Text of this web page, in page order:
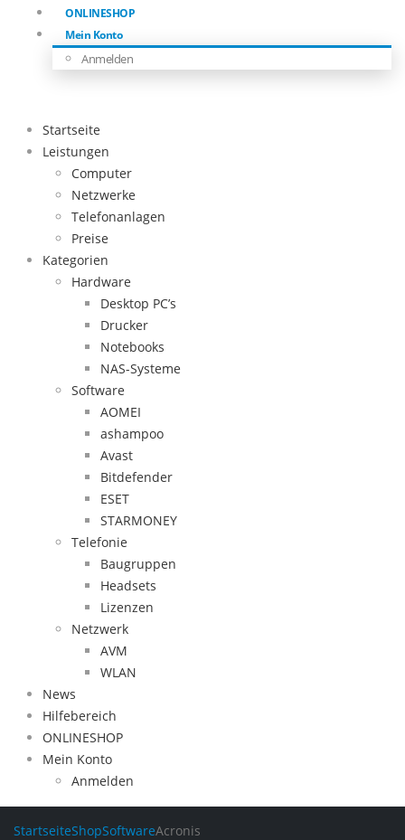
ONLINESHOP
Mein Konto
Anmelden
Startseite
Leistungen
Computer
Netzwerke
Telefonanlagen
Preise
Kategorien
Hardware
Desktop PC’s
Drucker
Notebooks
NAS-Systeme
Software
AOMEI
ashampoo
Avast
Bitdefender
ESET
STARMONEY
Telefonie
Baugruppen
Headsets
Lizenzen
Netzwerk
AVM
WLAN
News
Hilfebereich
ONLINESHOP
Mein Konto
Anmelden
StartseiteShopSoftwareAcronis